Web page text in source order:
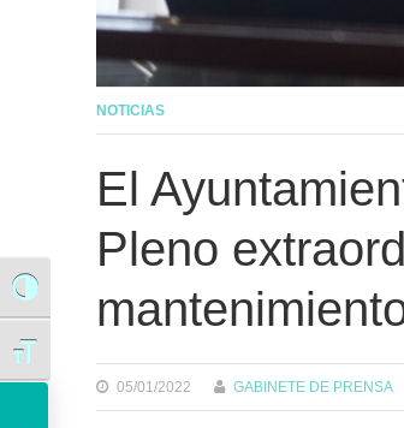
Alternar alto contraste
Alternar tamaño de letra
NOTICIAS
El
Pleno
05/01/2022 GABINETE DE PRENSA
Inaugurado junto a la Caleta un mural sobre el canal de Ponce que dividía a la ciudad en dos en la Antigüedad